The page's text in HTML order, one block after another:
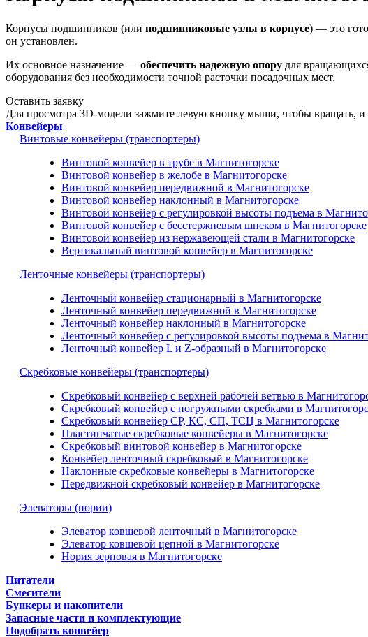
Корпусы подшипников (или подшипниковые узлы в корпусе) — это
он установлен.
Их основное назначение — обеспечить надежную опору для
оборудования без необходимости точной расточки посадочных мест.
Оставить заявку
Для просмотра 3D-модели зажмите левую кнопку мыши, чтобы вращать,
Конвейеры
Винтовые конвейеры (транспортеры)
Винтовой конвейер в трубе в Магнитогорске
Винтовой конвейер в желобе в Магнитогорске
Винтовой конвейер передвижной в Магнитогорске
Винтовой конвейер наклонный в Магнитогорске
Винтовой конвейер с регулировкой высоты подъема в
Винтовой конвейер с бесстержневым шнеком в Магнитогорске
Винтовой конвейер из нержавеющей стали в Магнитогорске
Вертикальный винтовой конвейер в Магнитогорске
Ленточные конвейеры (транспортеры)
Ленточный конвейер стационарный в Магнитогорске
Ленточный конвейер передвижной в Магнитогорске
Ленточный конвейер наклонный в Магнитогорске
Ленточный конвейер с регулировкой высоты подъема в
Ленточный конвейер L и Z-образный в Магнитогорске
Скребковые конвейеры (транспортеры)
Скребковый конвейер с верхней рабочей ветвью в
Скребковый конвейер с погружными скребками в
Скребковый конвейер СР, КС, СП, ТСЦ в Магнитогорске
Пластинчатые скребковые конвейеры в Магнитогорске
Скребковый винтовой конвейер в Магнитогорске
Конвейер ленточный скребковый в Магнитогорске
Наклонные скребковые конвейеры в Магнитогорске
Передвижной скребковый конвейер в Магнитогорске
Элеваторы (нории)
Элеватор ковшевой ленточный в Магнитогорске
Элеватор ковшевой цепной в Магнитогорске
Нория зерновая в Магнитогорске
Питатели
Смесители
Бункеры и накопители
Запасные части и комплектующие
Подобрать конвейер